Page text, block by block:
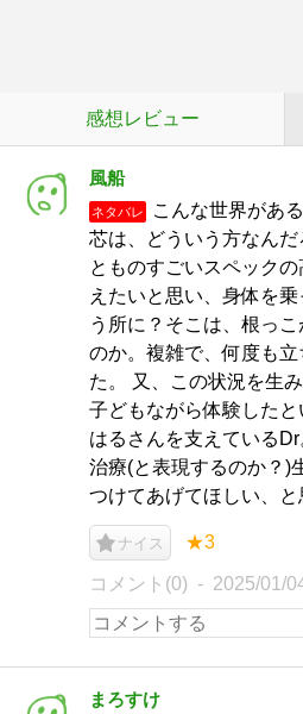
感想レビュー
風船
ネタバレ
こんな世界があ
芯は、どういう方なん
とものすごいスペック
えたいと思い、身体を
う所に？そこは、根っ
のか。複雑で、何度も
た。 又、この状況を生
子どもながら体験したと
はるさんを支えているDr
治療(と表現するのか？)
つけてあげてほしい、と
ナイス ★3
コメント(0) 2025/01/
まろすけ